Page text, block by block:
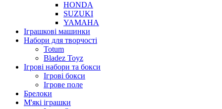
HONDA
SUZUKI
YAMAHA
Іграшкові машинки
Набори для творчості
Totum
Bladez Toyz
Ігрові набори та бокси
Ігрові бокси
Ігрове поле
Брелоки
М'які іграшки